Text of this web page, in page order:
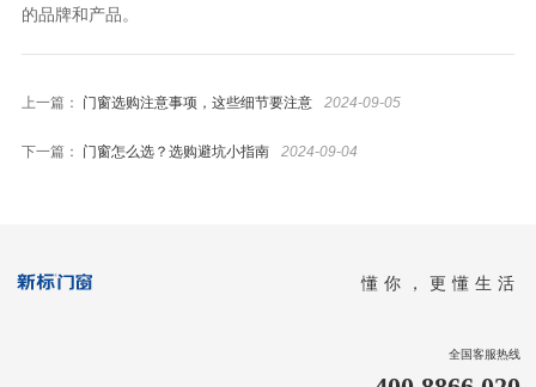
的品牌和产品。
上一篇： 门窗选购注意事项，这些细节要注意 2024-09-05
下一篇： 门窗怎么选？选购避坑小指南 2024-09-04
懂你，更懂生活
全国客服热线